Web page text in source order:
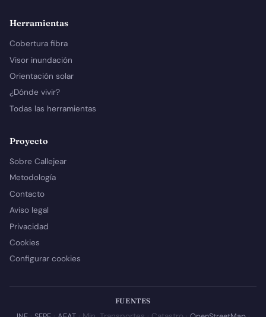
Herramientas
Cobertura fibra
Visor inundación
Orientación solar
¿Dónde vivir?
Todas las herramientas
Proyecto
Sobre Callejear
Metodología
Contacto
Aviso legal
Privacidad
Cookies
Configurar cookies
FUENTES